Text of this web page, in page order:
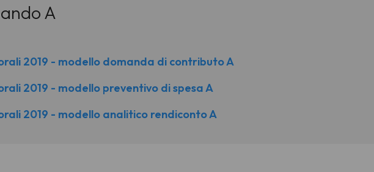
A
2019 - modello domanda di contributo A
2019 - modello preventivo di spesa A
2019 - modello analitico rendiconto A